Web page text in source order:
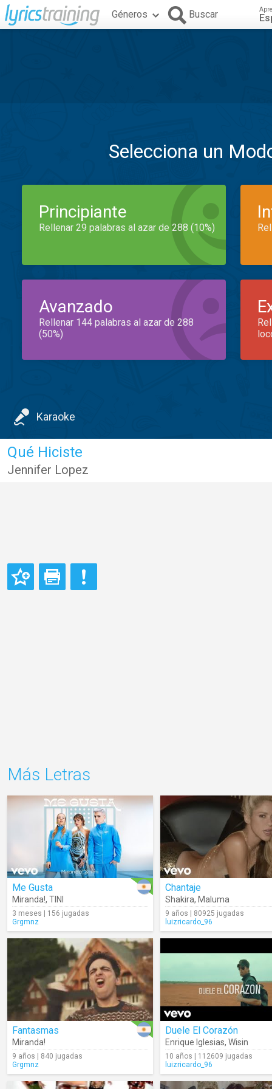
Géneros Buscar
Selecciona un
Principiante
Rellenar 29 palabras al azar de 288 (10%)
Avanzado
Rellenar 144 palabras al azar de 288
(50%)
Karaoke
Qué Hiciste
Jennifer Lopez
Más Letras
Me Gusta
Miranda!, TINI
3 meses | 156 jugadas
Grgmnz
Chantaje
Shakira, Maluma
9 años | 80925 jugadas
luizricardo_96
Fantasmas
Miranda!
9 años | 840 jugadas
Grgmnz
Duele El Corazón
Enrique Iglesias, Wisin
10 años | 112609 jugadas
luizricardo_96